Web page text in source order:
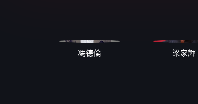
馮德倫 梁家輝